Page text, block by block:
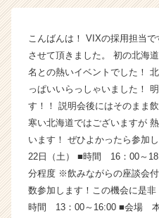
か
ら
カ
ウ
ト
が
届
く
就
サ
イ
こんばんは！ VIXの採用担当
させて頂きました。 初の北海
名との熱いイベントでした！
っぱいいらっしゃいました！
す！！ 説明会後にはそのまま
寒い北海道ではございますが
います！ ぜひよかったら参加
22日（土） ■時間 16：00～
分程度 ※飲みながらの座談会
数参加します！この機会に是
時間 13：00～16:00 ■会場 本